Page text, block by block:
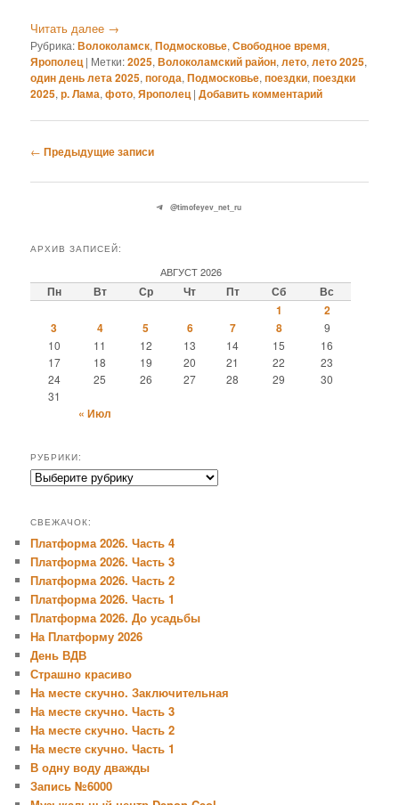
Читать далее →
Рубрика:Волоколамск,Подмосковье,Свободное время,
Ярополец | Метки:2025,Волоколамский район,лето,лето 2025,
один день лета 2025,погода,Подмосковье,поездки,поездки
2025,р. Лама,фото,Ярополец |Добавить комментарий
Навигация
записям
← Предыдущие записи
@timofeyev_net_ru
АРХИВ ЗАПИСЕЙ:
АВГУСТ 2026
Пн Вт Ср Чт Пт Сб
Вс
1
2
3
4 5 6 7 8
9
10
11 12 13 14 15
16
17
18 19 20 21 22
23
24
25 26 27 28 29
30
31
« Июл
РУБРИКИ:
Рубрики:
СВЕЖАЧОК:
Платформа 2026. Часть 4
Платформа 2026. Часть 3
Платформа 2026. Часть 2
Платформа 2026. Часть 1
Платформа 2026. До усадьбы
На Платформу 2026
День ВДВ
Страшно красиво
На месте скучно. Заключительная
На месте скучно. Часть 3
На месте скучно. Часть 2
На месте скучно. Часть 1
В одну воду дважды
Запись №6000